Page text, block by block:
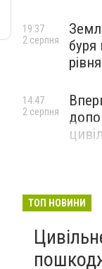
рівня
19:37
2 серпня
14:47
2 серпня
ТОП НОВИНИ